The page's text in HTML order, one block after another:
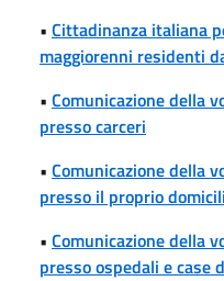
• Cittadinanza italiana
maggiorenni residenti
• Comunicazione della
presso carceri
• Comunicazione della
presso il proprio
• Comunicazione della
presso ospedali e case